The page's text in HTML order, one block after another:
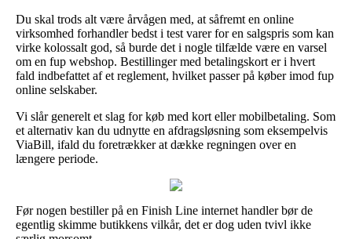
Du skal trods alt være årvågen med, at såfremt en online
virksomhed forhandler bedst i test varer for en salgspris som kan
virke kolossalt god, så burde det i nogle tilfælde være en varsel
om en fup webshop. Bestillinger med betalingskort er i hvert
fald indbefattet af et reglement, hvilket passer på køber imod fup
online selskaber.
Vi slår generelt et slag for køb med kort eller mobilbetaling. Som
et alternativ kan du udnytte en afdragsløsning som eksempelvis
ViaBill, ifald du foretrækker at dække regningen over en
længere periode.
Før nogen bestiller på en Finish Line internet handler bør de
egentlig skimme butikkens vilkår, det er dog uden tvivl ikke